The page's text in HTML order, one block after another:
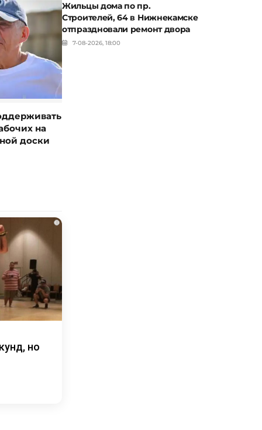
на
доски
i
но
Жильцы дома по пр.
Строителей, 64 в Нижнекамске
отпраздновали ремонт двора
7-08-2026, 18:00